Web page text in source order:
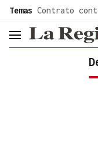
Temas Contrato
header.menu.open